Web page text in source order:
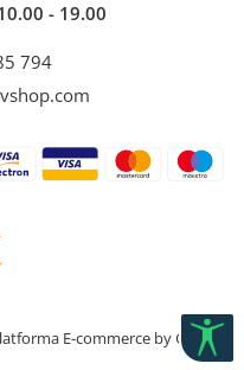
- 19.00
794
E-commerce by Gomag